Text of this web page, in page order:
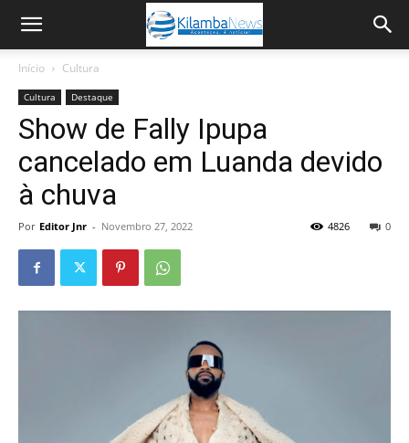
Início Cultura
Cultura Destaque
Show de Fally Ipupa
cancelado em Luanda devido
à chuva
Por Editor Jnr - Novembro 27, 2022 0
4826